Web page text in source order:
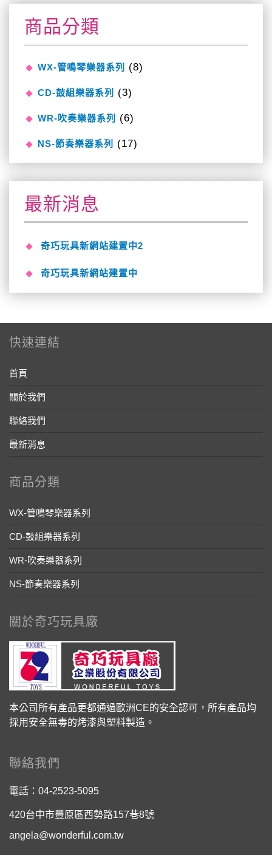
商品分類
WX-管鳴琴樂器系列 (8)
CD-鼓組樂器系列 (3)
WR-吹奏樂器系列 (6)
NS-節奏樂器系列 (17)
最新消息
奇巧玩具新網站建置中2
奇巧玩具新網站建置中
快速連結
首頁
關於我們
聯絡我們
最新消息
商品分類
WX-管鳴琴樂器系列
CD-鼓組樂器系列
WR-吹奏樂器系列
NS-節奏樂器系列
關於奇巧玩具廠
本公司所有產品更都通過歐洲CE的安全認可，所有產品均
採用安全無毒的烤漆與塑料製造。
聯絡我們
電話： 04-2523-5095
420台中市豐原區西勢路157巷8號
angela@wonderful.com.tw